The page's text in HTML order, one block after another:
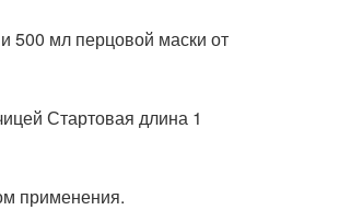
500 мл перцовой маски от
Стартовая длина 1
применения.